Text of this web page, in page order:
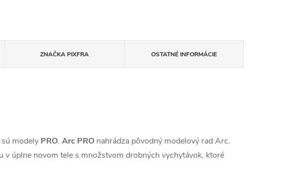
ZNAČKA PIXFRA OSTATNÉ INFORMÁCIE
modely PRO. Arc PRO nahrádza pôvodný modelový rad Arc.
úplne novom tele s množstvom drobných vychytávok, ktoré